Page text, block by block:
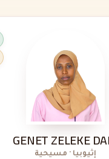
GENET ZELEKE
إثيوبيا · مسيحية